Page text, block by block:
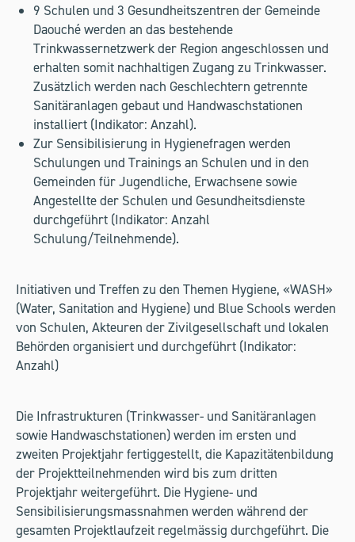
9 Schulen und 3 Gesundheitszentren der Gemeinde
Daouché werden an das bestehende
Trinkwassernetzwerk der Region angeschlossen und
erhalten somit nachhaltigen Zugang zu Trinkwasser.
Zusätzlich werden nach Geschlechtern getrennte
Sanitäranlagen gebaut und Handwaschstationen
installiert (Indikator: Anzahl).
Zur Sensibilisierung in Hygienefragen werden
Schulungen und Trainings an Schulen und in den
Gemeinden für Jugendliche, Erwachsene sowie
Angestellte der Schulen und Gesundheitsdienste
durchgeführt (Indikator: Anzahl
Schulung/Teilnehmende).
Initiativen und Treffen zu den Themen Hygiene, «WASH»
(Water, Sanitation and Hygiene) und Blue Schools werden
von Schulen, Akteuren der Zivilgesellschaft und lokalen
Behörden organisiert und durchgeführt (Indikator:
Anzahl)
Die Infrastrukturen (Trinkwasser- und Sanitäranlagen
sowie Handwaschstationen) werden im ersten und
zweiten Projektjahr fertiggestellt, die Kapazitätenbildung
der Projektteilnehmenden wird bis zum dritten
Projektjahr weitergeführt. Die Hygiene- und
Sensibilisierungsmassnahmen werden während der
gesamten Projektlaufzeit regelmässig durchgeführt. Die